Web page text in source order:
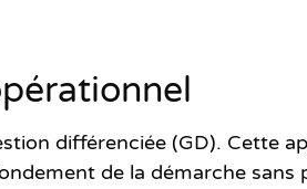
différenciée (GD). Cette
de la démarche